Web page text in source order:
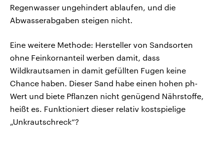
Regenwasser ungehindert ablaufen, und die
Abwasserabgaben steigen nicht.
Eine weitere Methode: Hersteller von Sandsorten
ohne Feinkornanteil werben damit, dass
Wildkrautsamen in damit gefüllten Fugen keine
Chance haben. Dieser Sand habe einen hohen ph-
Wert und biete Pflanzen nicht genügend Nährstoffe,
heißt es. Funktioniert dieser relativ kostspielige
„Unkrautschreck“?